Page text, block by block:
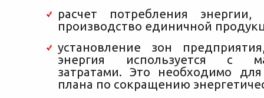
расчет потребления
производство единичной
установление зон
энергия используется с
затратами. Это необходимо
плана по сокращению